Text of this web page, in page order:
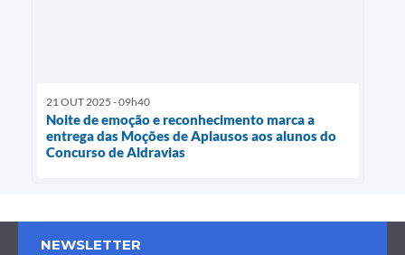
21 OUT 2025 - 09h40
Noite de emoção e reconhecimento marca a
entrega das Moções de Aplausos aos alunos do
Concurso de Aldravias
NEWSLETTER